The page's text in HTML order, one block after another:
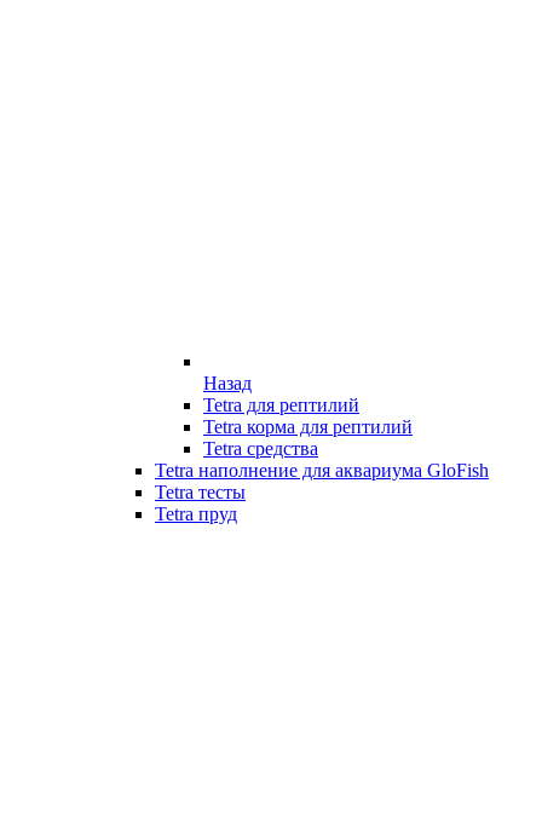
Назад
Tetra для рептилий
Tetra корма для рептилий
Tetra средства
Tetra наполнение для аквариума GloFish
Tetra тесты
Tetra пруд